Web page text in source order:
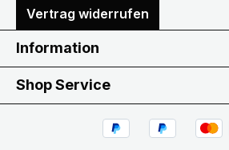
Vertrag widerrufen
Information
Shop Service